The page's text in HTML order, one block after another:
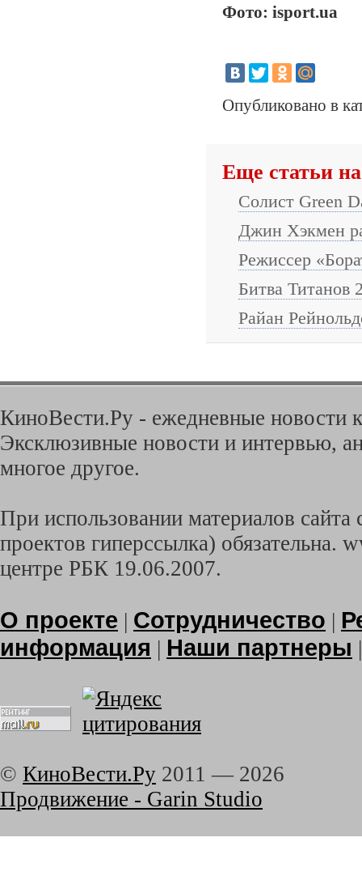
Фото: isport.ua
Опубликовано в
Еще статьи
Солист Green
Джин Хэкмен
Режиссер
Битва Титанов
Райан
КиноВести.Ру - ежедневные новости
Эксклюзивные новости и интервью,
многое другое.
При использовании материалов
проектов гиперссылка) обязательна.
центре РБК 19.06.2007.
О проекте | Сотрудничество |
информация | Наши партнеры
© КиноВести.Ру 2011 — 2026
Продвижение - Garin Studio